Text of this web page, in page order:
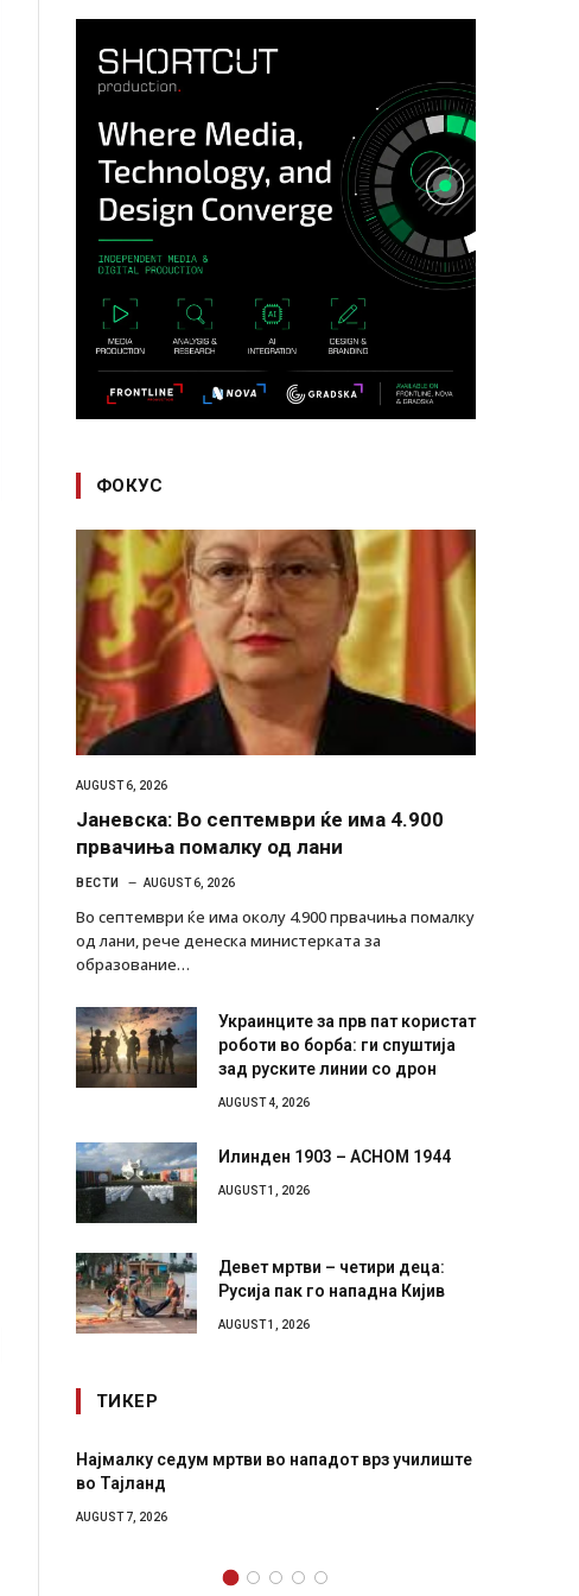
ФОКУС
AUGUST 6, 2026
Јаневска: Во септември ќе има 4.900
првачиња помалку од лани
ВЕСТИ AUGUST 6, 2026
Во септември ќе има околу 4.900 првачиња помалку
од лани, рече денеска министерката за
образование…
Украинците за прв пат користат
роботи во борба: ги спуштија
зад руските линии со дрон
AUGUST 4, 2026
Илинден 1903 – АСНОМ 1944
AUGUST 1, 2026
Девет мртви – четири деца:
Русија пак го нападна Кијив
AUGUST 1, 2026
ТИКЕР
Најмалку седум мртви во нападот врз училиште
во Тајланд
AUGUST 7, 2026
СОЗИС: